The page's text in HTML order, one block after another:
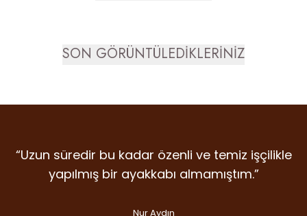
SON GÖRÜNTÜLEDİKLERİNİZ
“Uzun süredir bu kadar özenli ve temiz işçilikle
yapılmış bir ayakkabı almamıştım.”
Nur Aydın
“Detaylara verilen emek, malzeme kalitesi ve
duruş… Gram şüphe duymadan ikinci
“İlk giydiğim anda farkını hissettiren nadir
markalardan. Dicle Polat Shoes’ta kalite laf